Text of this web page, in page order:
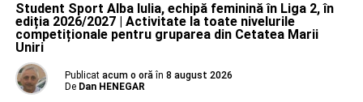
Student Sport Alba Iulia, echipă feminină în Liga 2, în
ediția 2026/2027 | Activitate la toate nivelurile
competiționale pentru gruparea din Cetatea Marii
Uniri
Publicat acum o oră în 8 august 2026
De Dan HENEGAR